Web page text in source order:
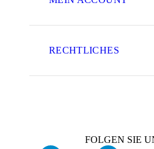
RECHTLICHES
FOLGEN SIE